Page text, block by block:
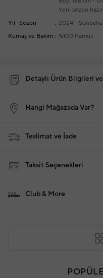
Yeni sezon
yapılmaktadır
Yıl- Sezon
2024 -
Kumaş ve Bakım
%100 Pamuk
Detaylı Ürün Bilgileri
Hangi Mağazada Var?
Teslimat ve İade
Taksit Seçenekleri
Club & More